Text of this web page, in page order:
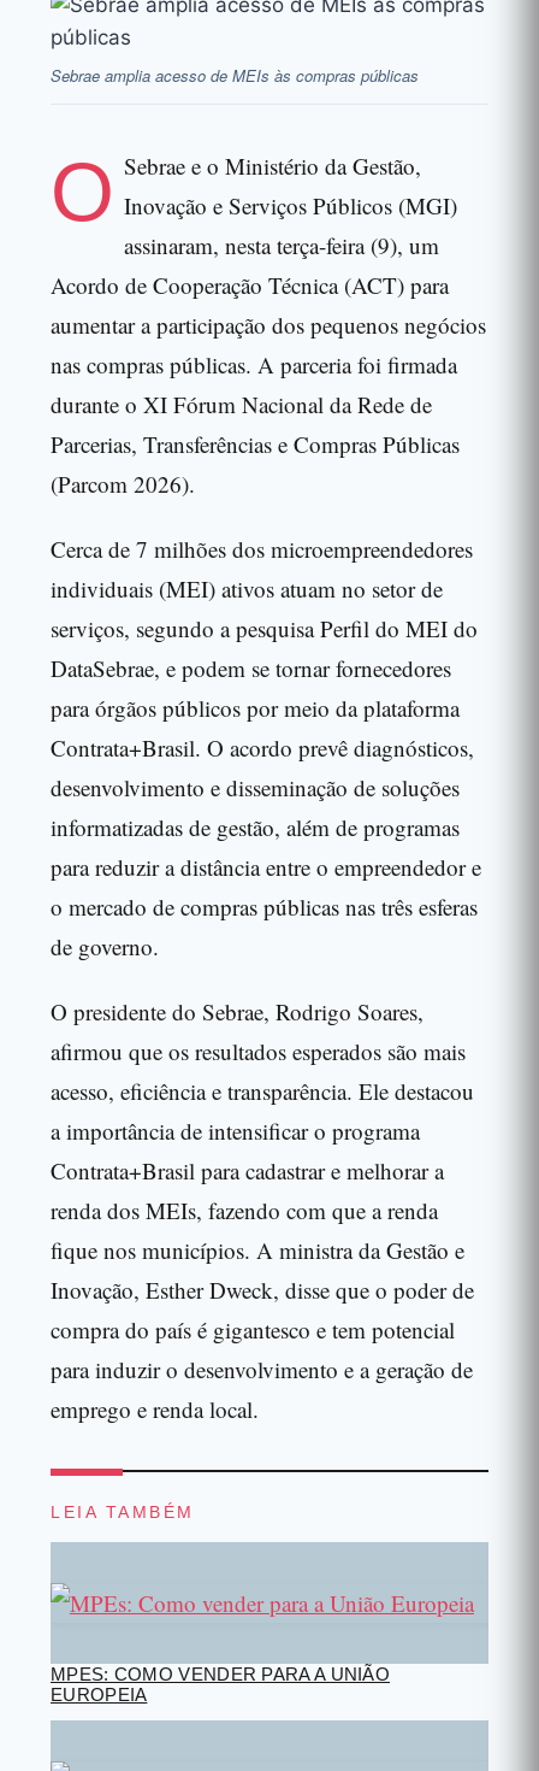
Sebrae amplia acesso de MEIs às compras públicas
O Sebrae e o Ministério da Gestão,
Inovação e Serviços Públicos (MGI)
assinaram, nesta terça-feira (9), um
Acordo de Cooperação Técnica (ACT) para
aumentar a participação dos pequenos negócios
nas compras públicas. A parceria foi firmada
durante o XI Fórum Nacional da Rede de
Parcerias, Transferências e Compras Públicas
(Parcom 2026).
Cerca de 7 milhões dos microempreendedores
individuais (MEI) ativos atuam no setor de
serviços, segundo a pesquisa Perfil do MEI do
DataSebrae, e podem se tornar fornecedores
para órgãos públicos por meio da plataforma
Contrata+Brasil. O acordo prevê diagnósticos,
desenvolvimento e disseminação de soluções
informatizadas de gestão, além de programas
para reduzir a distância entre o empreendedor e
o mercado de compras públicas nas três esferas
de governo.
O presidente do Sebrae, Rodrigo Soares,
afirmou que os resultados esperados são mais
acesso, eficiência e transparência. Ele destacou
a importância de intensificar o programa
Contrata+Brasil para cadastrar e melhorar a
renda dos MEIs, fazendo com que a renda
fique nos municípios. A ministra da Gestão e
Inovação, Esther Dweck, disse que o poder de
compra do país é gigantesco e tem potencial
para induzir o desenvolvimento e a geração de
emprego e renda local.
LEIA TAMBÉM
MPES: COMO VENDER PARA A UNIÃO
EUROPEIA